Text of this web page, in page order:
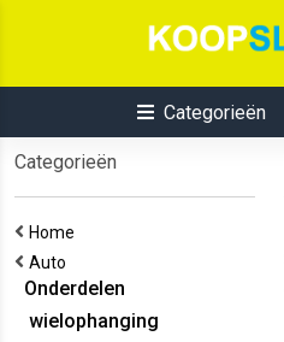
Categorieën
Categorieën
Home
Auto
Onderdelen
wielophanging